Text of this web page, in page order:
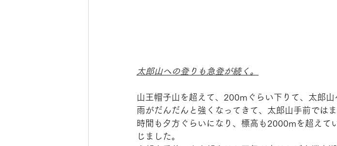
太郎山への登りも急登が続く。
山王帽子山を超えて、200mぐらい下りて、太郎山
雨がだんだんと強くなってきて、太郎山手前では
時間も夕方ぐらいになり、標高も2000mを超えて
じました。